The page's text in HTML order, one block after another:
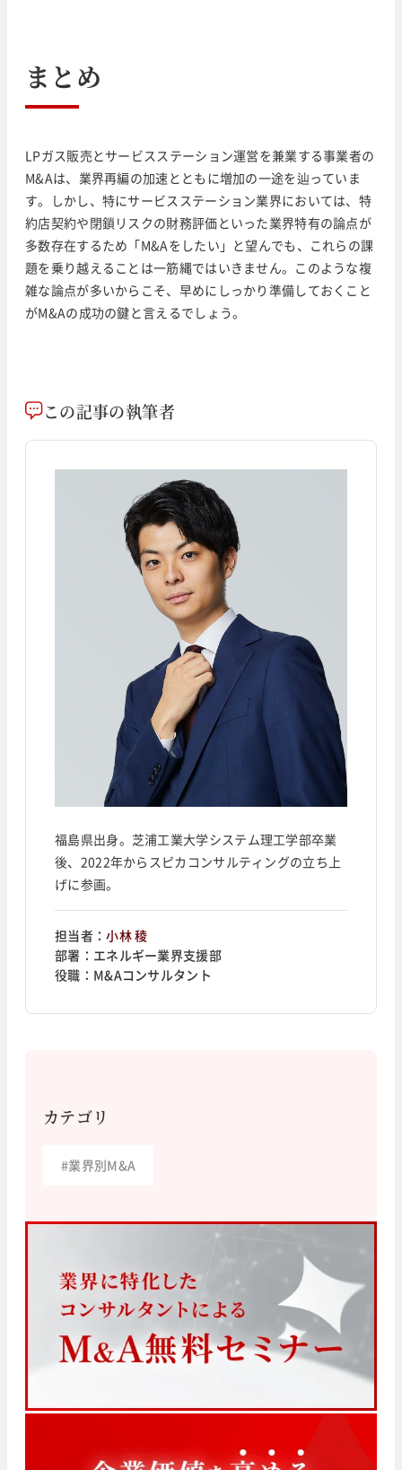
まとめ
LPガス販売とサービスステーション運営を兼業する事業者の
M&Aは、業界再編の加速とともに増加の一途を辿っていま
す。しかし、特にサービスステーション業界においては、特
約店契約や閉鎖リスクの財務評価といった業界特有の論点が
多数存在するため「M&Aをしたい」と望んでも、これらの課
題を乗り越えることは一筋縄ではいきません。このような複
雑な論点が多いからこそ、早めにしっかり準備しておくこと
がM&Aの成功の鍵と言えるでしょう。
この記事の執筆者
福島県出身。芝浦工業大学システム理工学部卒業
後、2022年からスピカコンサルティングの立ち上
げに参画。
担当者：小林 稜
部署： エネルギー業界支援部
役職： M&Aコンサルタント
カテゴリ
#業界別M&A